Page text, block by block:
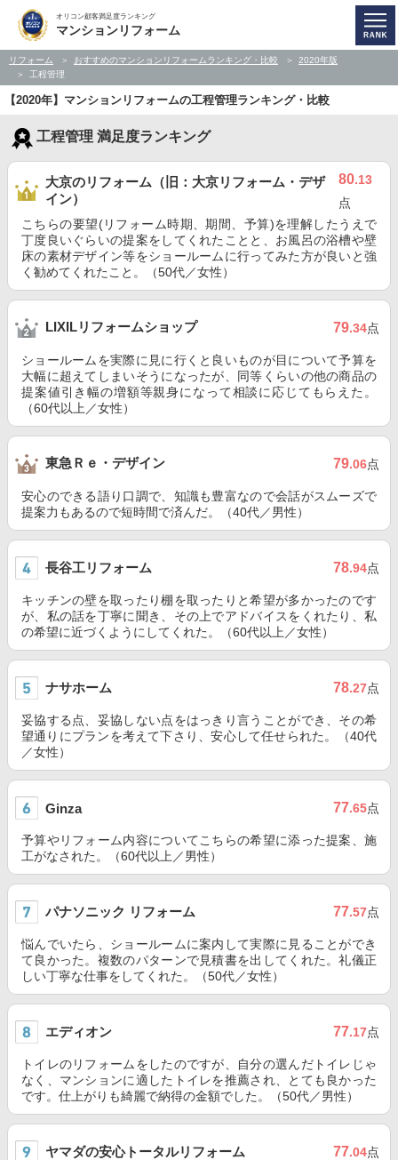
オリコン顧客満足度ランキング
マンションリフォーム
リフォーム おすすめのマンションリフォームランキング・比較
2020年版
工程管理
【2020年】マンションリフォームの工程管理ランキング・比較
工程管理 満足度ランキング
大京のリフォーム（旧：大京リフォーム・デザ
イン）
80.13
点
こちらの要望(リフォーム時期、期間、予算)を理解したうえで
丁度良いぐらいの提案をしてくれたことと、お風呂の浴槽や壁
床の素材デザイン等をショールームに行ってみた方が良いと強
く勧めてくれたこと。（50代／女性）
LIXILリフォームショップ 79.34点
ショールームを実際に見に行くと良いものが目について予算を
大幅に超えてしまいそうになったが、同等くらいの他の商品の
提案値引き幅の増額等親身になって相談に応じてもらえた。
（60代以上／女性）
東急Ｒｅ・デザイン 79.06点
安心のできる語り口調で、知識も豊富なので会話がスムーズで
提案力もあるので短時間で済んだ。（40代／男性）
長谷工リフォーム 78.94点
キッチンの壁を取ったり棚を取ったりと希望が多かったのです
が、私の話を丁寧に聞き、その上でアドバイスをくれたり、私
の希望に近づくようにしてくれた。（60代以上／女性）
ナサホーム 78.27点
妥協する点、妥協しない点をはっきり言うことができ、その希
望通りにプランを考えて下さり、安心して任せられた。（40代
／女性）
Ginza 77.65点
予算やリフォーム内容についてこちらの希望に添った提案、施
工がなされた。（60代以上／男性）
パナソニック リフォーム 77.57点
悩んでいたら、ショールームに案内して実際に見ることができ
て良かった。複数のパターンで見積書を出してくれた。礼儀正
しい丁寧な仕事をしてくれた。（50代／女性）
エディオン 77.17点
トイレのリフォームをしたのですが、自分の選んだトイレじゃ
なく、マンションに適したトイレを推薦され、とても良かった
です。仕上がりも綺麗で納得の金額でした。（50代／男性）
ヤマダの安心トータルリフォーム 77.04点